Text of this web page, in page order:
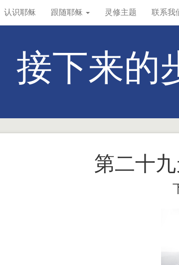
认识耶稣 跟随耶稣 灵修主题 联系我
接下来的
第二十